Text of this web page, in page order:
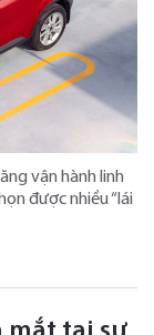
vận hành linh
được nhiều “lái